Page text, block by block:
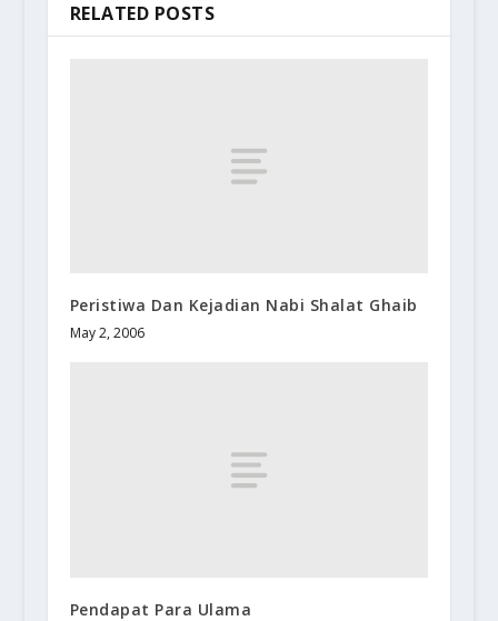
RELATED POSTS
Peristiwa Dan Kejadian Nabi Shalat Ghaib
May 2, 2006
Pendapat Para Ulama